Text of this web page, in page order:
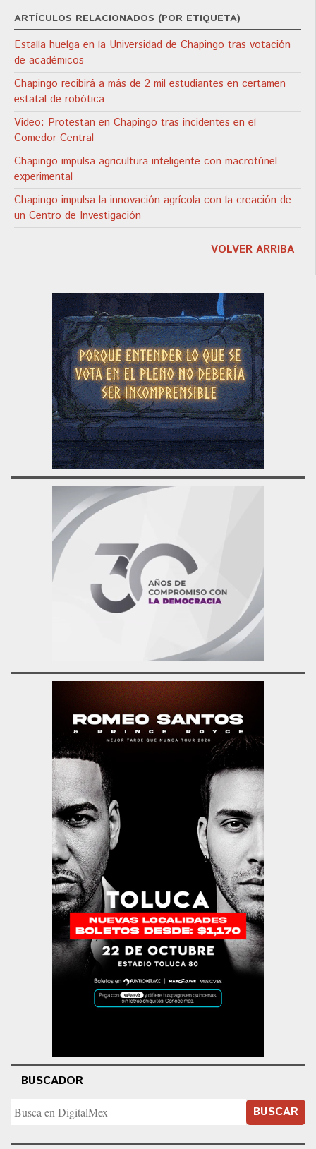
ARTÍCULOS RELACIONADOS (POR ETIQUETA)
Estalla huelga en la Universidad de Chapingo tras votación
de académicos
Chapingo recibirá a más de 2 mil estudiantes en certamen
estatal de robótica
Video: Protestan en Chapingo tras incidentes en el
Comedor Central
Chapingo impulsa agricultura inteligente con macrotúnel
experimental
Chapingo impulsa la innovación agrícola con la creación de
un Centro de Investigación
VOLVER ARRIBA
BUSCADOR
BUSCAR